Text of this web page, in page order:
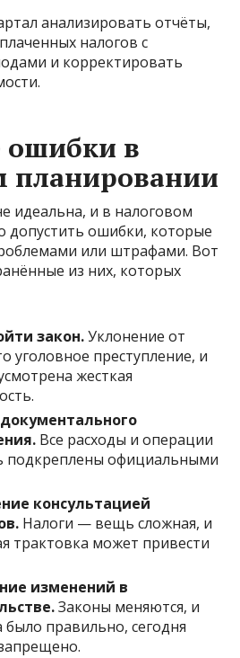
анализировать отчёты,
налогов с
и корректировать
в
планировании
идеальна, и в налоговом
допустить ошибки, которые
или штрафами. Вот
из них, которых
закон.Уклонение от
уголовное преступление, и
жесткая
Все расходы и операции
подкреплены официальными
консультацией
Налоги — вещь сложная, и
трактовка может привести
изменений в
Законы меняются, и
было правильно, сегодня